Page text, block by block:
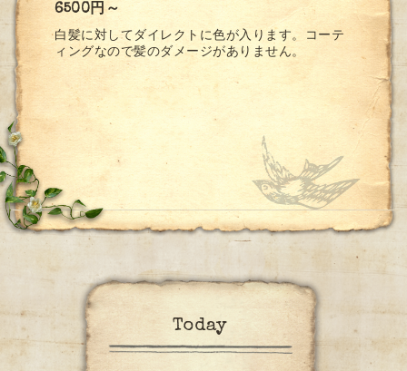
6500円～
白髪に対してダイレクトに色が入ります。コーテ
ィングなので髪のダメージがありません。
Today